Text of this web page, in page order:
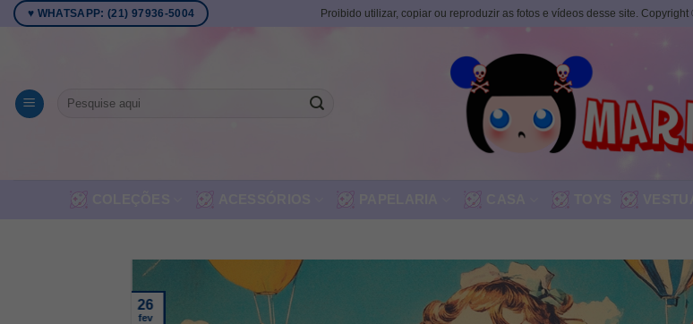
Skip
♥ WHATSAPP: (21) 97936-5004 Proibido utilizar, copiar ou reproduzir as fotos e vídeos desse site.
Pesquisar
26
fev